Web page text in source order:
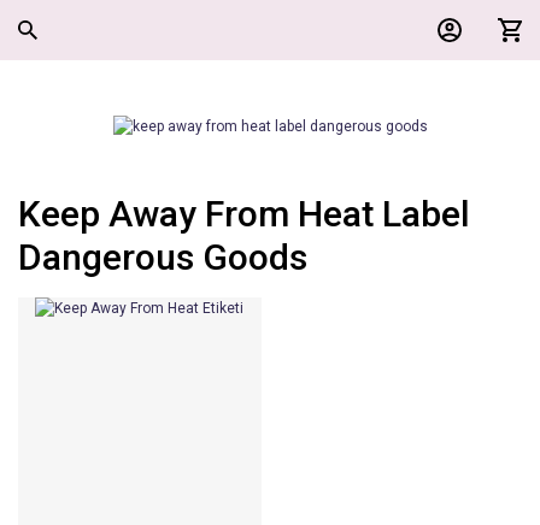
Keep Away From Heat Label
Dangerous Goods